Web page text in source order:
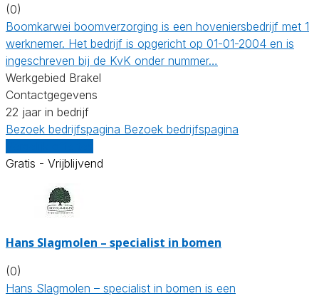
(0)
Boomkarwei boomverzorging is een hoveniersbedrijf met 1
werknemer. Het bedrijf is opgericht op 01-01-2004 en is
ingeschreven bij de KvK onder nummer…
Werkgebied Brakel
Contactgegevens
22 jaar in bedrijf
Bezoek bedrijfspagina Bezoek bedrijfspagina
Gratis - Vrijblijvend
Hans Slagmolen – specialist in bomen
(0)
Hans Slagmolen – specialist in bomen is een